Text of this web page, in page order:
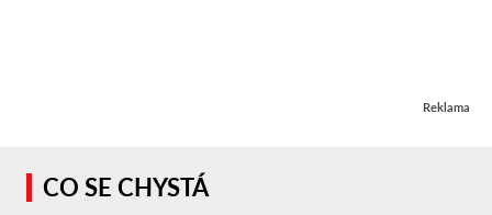
Reklama
CO SE CHYSTÁ